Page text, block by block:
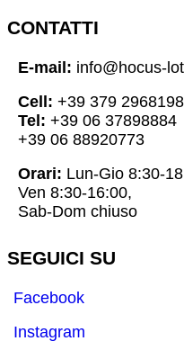
CONTATTI
E-mail: info@hocus-
Cell: +39 379 2968198
Tel: +39 06 37898884
+39 06 88920773
Orari: Lun-Gio 8:30-
Ven 8:30-16:00,
Sab-Dom chiuso
SEGUICI SU
Facebook
Instagram